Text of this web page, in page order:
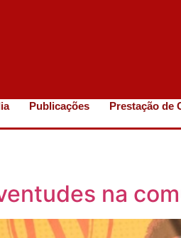
Publicações Prestação de
na